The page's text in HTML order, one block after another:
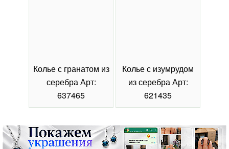
Колье с гранатом из
серебра Арт:
637465
Колье с изумрудом
из серебра Арт:
621435